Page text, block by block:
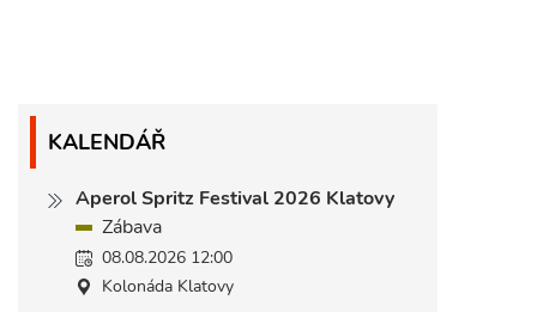
KALENDÁŘ
Aperol Spritz Festival 2026 Klatovy
Zábava
08.08.2026 12:00
Kolonáda Klatovy